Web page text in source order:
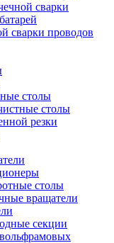
сварки
сварки проводов
столы
столы
резки
столы
вращатели
секции